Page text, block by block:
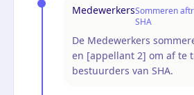
MedewerkersSommeren
SHA
De Medewerkers
en [appellant 2] om af te
bestuurders van SHA.